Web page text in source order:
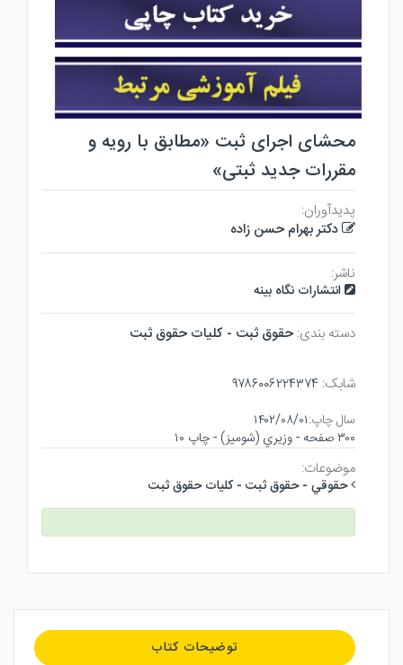
محشای اجرای ثبت «مطابق با رویه و
مقررات جدید ثبتی»
پدیدآوران:
دکتر بهرام حسن زاده
ناشر:
انتشارات نگاه بینه
دسته بندی: حقوق ثبت - كليات حقوق ثبت
شابک: ۹۷۸۶۰۰۶۲۲۴۳۷۴
سال چاپ:۱۴۰۲/۰۸/۰۱
۳۰۰ صفحه - وزيري (شوميز) - چاپ ۱۰
موضوعات:
حقوقي - حقوق ثبت - كليات حقوق ثبت
توضیحات کتاب